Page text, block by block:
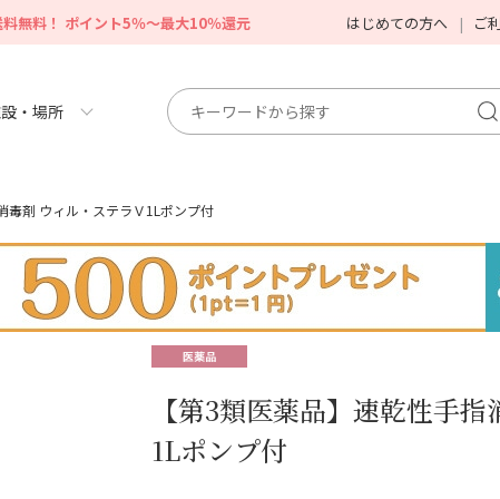
無料！ ポイント5％～最大10％還元 はじめての方へ ご
・場所
毒剤 ウィル・ステラＶ1Lポンプ付
【第3類医薬品】速乾性手
1Lポンプ付